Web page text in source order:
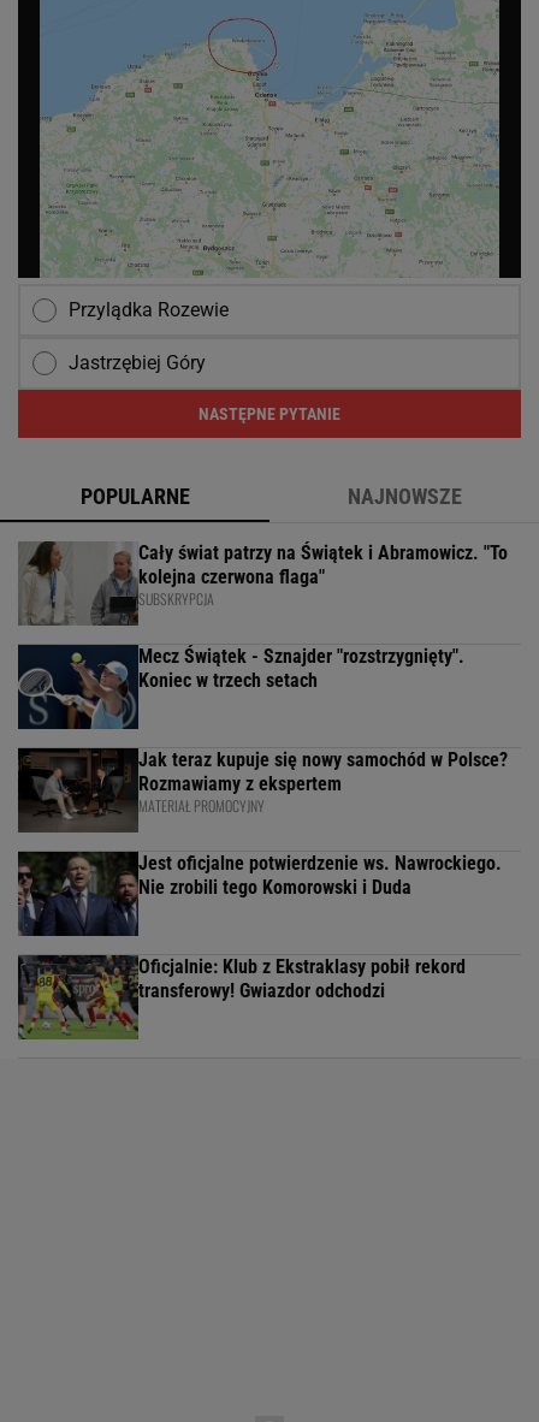
Przylądka Rozewie
Jastrzębiej Góry
NASTĘPNE PYTANIE
POPULARNE NAJNOWSZE
Cały świat patrzy na Świątek i Abramowicz. "To
kolejna czerwona flaga"
SUBSKRYPCJA
Mecz Świątek - Sznajder "rozstrzygnięty".
Koniec w trzech setach
Jak teraz kupuje się nowy samochód w Polsce?
Rozmawiamy z ekspertem
MATERIAŁ PROMOCYJNY
Jest oficjalne potwierdzenie ws. Nawrockiego.
Nie zrobili tego Komorowski i Duda
Oficjalnie: Klub z Ekstraklasy pobił rekord
transferowy! Gwiazdor odchodzi